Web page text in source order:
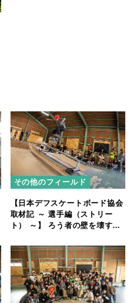
その他のフィールド
【日本デフスケートボード協会
取材記 ～ 選手編（ストリー
ト） ～】 ろう者の壁を壊す実